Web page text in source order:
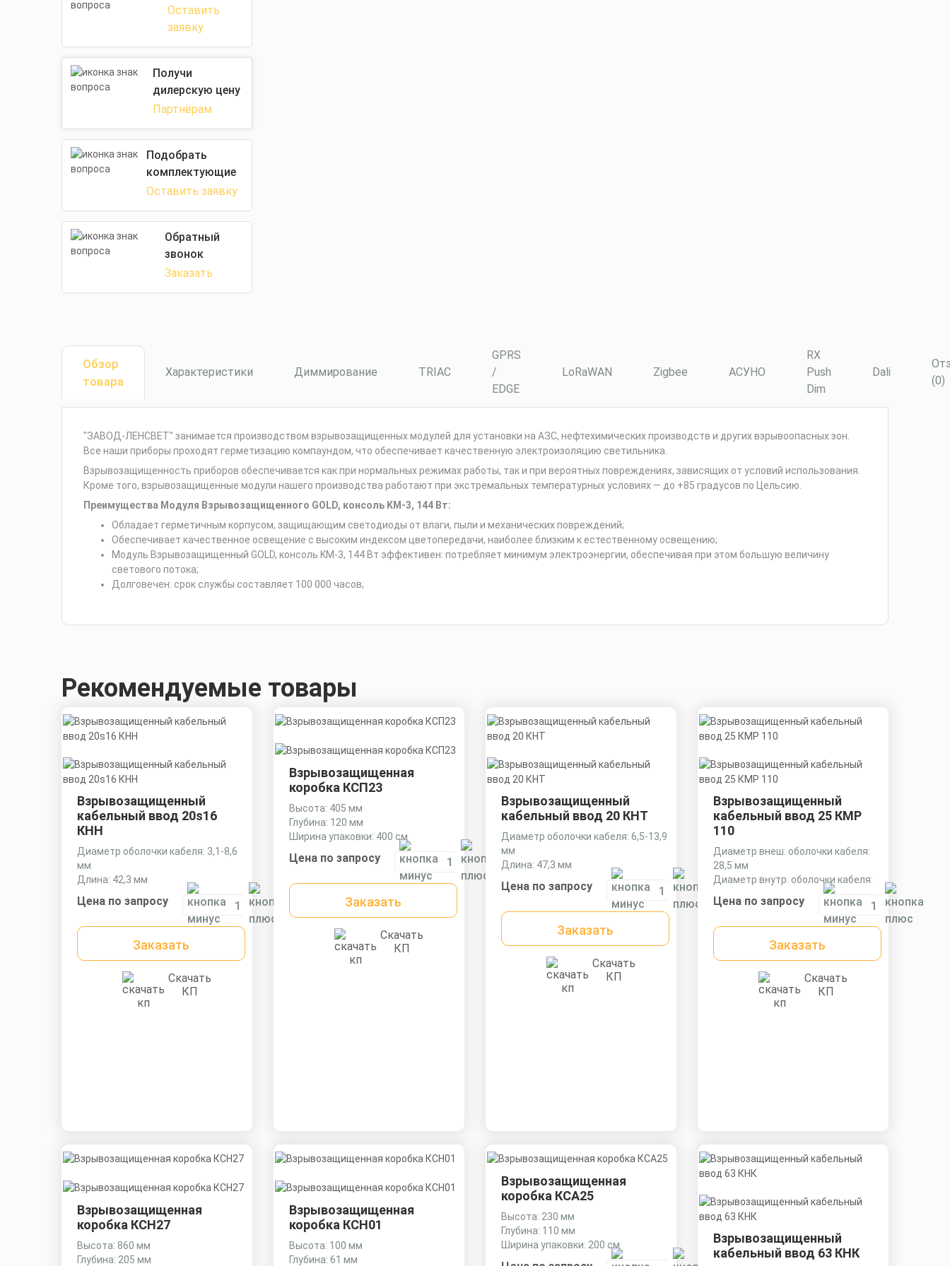
Оставить
заявку
Получи
дилерскую цену
Партнёрам
Подобрать
комплектующие
Оставить заявку
Обратный
звонок
Заказать
Обзор
товара
Характеристики Диммирование TRIAC
GPRS
/
EDGE
LoRaWAN Zigbee АСУНО
RX
Push
Dim
Dali
(0)
"ЗАВОД-ЛЕНСВЕТ" занимается производством взрывозащищенных модулей для установки на АЗС, нефтехимических производств и других взрывоопасных зон.
Все наши приборы проходят герметизацию компаундом, что обеспечивает качественную электроизоляцию светильника.
Взрывозащищенность приборов обеспечивается как при нормальных режимах работы, так и при вероятных повреждениях, зависящих от условий использования.
Кроме того, взрывозащищенные модули нашего производства работают при экстремальных температурных условиях — до +85 градусов по Цельсию.
Преимущества Модуля Взрывозащищенного GOLD, консоль KM-3, 144 Вт:
Обладает герметичным корпусом, защищающим светодиоды от влаги, пыли и механических повреждений;
Обеспечивает качественное освещение с высоким индексом цветопередачи, наиболее близким к естественному освещению;
Модуль Взрывозащищенный GOLD, консоль KM-3, 144 Вт эффективен: потребляет минимум электроэнергии, обеспечивая при этом большую величину
светового потока;
Долговечен: срок службы составляет 100 000 часов;
Рекомендуемые товары
Взрывозащищенный
кабельный ввод 20s16
КНН
Диаметр оболочки кабеля: 3,1-8,6
мм
Длина: 42,3 мм
Цена по запросу
Заказать
Скачать
КП
Взрывозащищенная
коробка КСП23
Высота: 405 мм
Глубина: 120 мм
Ширина упаковки: 400 см
Цена по запросу
Заказать
Скачать
КП
Взрывозащищенный
кабельный ввод 20 КНТ
Диаметр оболочки кабеля: 6,5-13,9
мм
Длина: 47,3 мм
Цена по запросу
Заказать
Скачать
КП
Взрывозащищенный
кабельный ввод 25 КМР
110
Диаметр внеш. оболочки кабеля:
28,5 мм
Диаметр внутр. оболочки кабеля:
Диаметр оболочки кабеля: 11,3-
Цена по запросу
Заказать
Скачать
КП
Взрывозащищенная
коробка КСН27
Высота: 860 мм
Глубина: 205 мм
Взрывозащищенная
коробка КСН01
Высота: 100 мм
Глубина: 61 мм
Взрывозащищенная
коробка КСА25
Высота: 230 мм
Глубина: 110 мм
Ширина упаковки: 200 см
Взрывозащищенный
кабельный ввод 63 КНК